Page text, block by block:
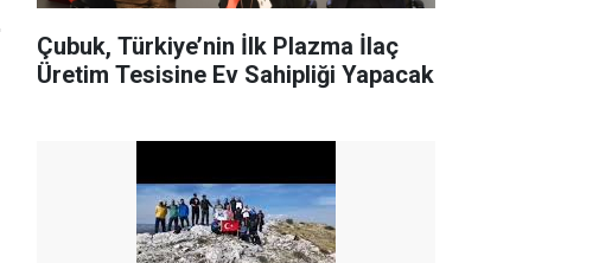
Çubuk, Türkiye’nin İlk Plazma İlaç
Üretim Tesisine Ev Sahipliği Yapacak